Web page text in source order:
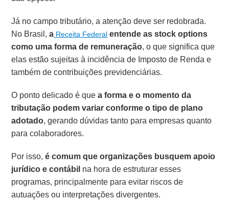
Já no campo tributário, a atenção deve ser redobrada.
No Brasil, a Receita Federal entende as stock options
como uma forma de remuneração, o que significa que
elas estão sujeitas à incidência de Imposto de Renda e
também de contribuições previdenciárias.
O ponto delicado é quea forma e o momento da
tributação podem variar conforme o tipo de plano
adotado, gerando dúvidas tanto para empresas quanto
para colaboradores.
Por isso, é comum que organizações busquem apoio
jurídico e contábil na hora de estruturar esses
programas, principalmente para evitar riscos de
autuações ou interpretações divergentes.